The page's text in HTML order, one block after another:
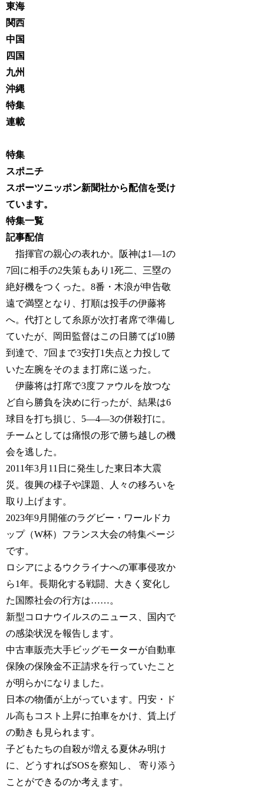
東海
関西
中国
四国
九州
沖縄
特集
連載
特集
スポニチ
スポーツニッポン新聞社から配信を受け
ています。
特集一覧
記事配信
指揮官の親心の表れか。阪神は1―1の
7回に相手の2失策もあり1死二、三塁の
絶好機をつくった。8番・木浪が申告敬
遠で満塁となり、打順は投手の伊藤将
へ。代打として糸原が次打者席で準備し
ていたが、岡田監督はこの日勝てば10勝
到達で、7回まで3安打1失点と力投して
いた左腕をそのまま打席に送った。
伊藤将は打席で3度ファウルを放つな
ど自ら勝負を決めに行ったが、結果は6
球目を打ち損じ、5―4―3の併殺打に。
チームとしては痛恨の形で勝ち越しの機
会を逃した。
2011年3月11日に発生した東日本大震
災。復興の様子や課題、人々の移ろいを
取り上げます。
2023年9月開催のラグビー・ワールドカ
ップ（W杯）フランス大会の特集ページ
です。
ロシアによるウクライナへの軍事侵攻か
ら1年。長期化する戦闘、大きく変化し
た国際社会の行方は……。
新型コロナウイルスのニュース、国内で
の感染状況を報告します。
中古車販売大手ビッグモーターが自動車
保険の保険金不正請求を行っていたこと
が明らかになりました。
日本の物価が上がっています。円安・ド
ル高もコスト上昇に拍車をかけ、賃上げ
の動きも見られます。
子どもたちの自殺が増える夏休み明け
に、どうすればSOSを察知し、 寄り添う
ことができるのか考えます。